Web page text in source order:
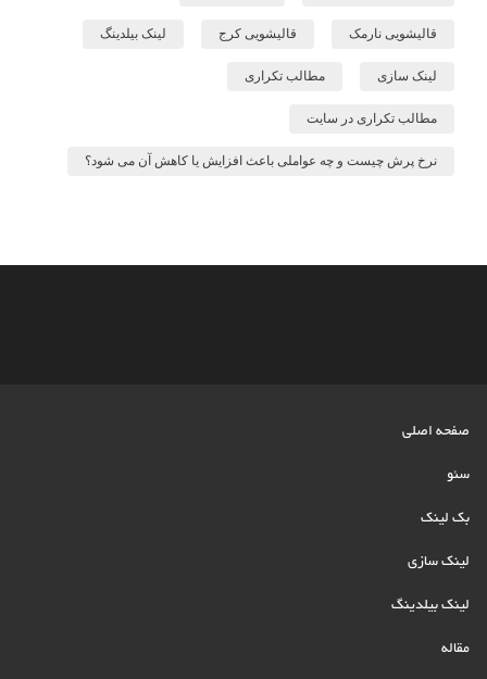
قالیشویی نارمک قالیشویی کرج لینک بیلدینگ
لینک سازی مطالب تکراری
مطالب تکراری در سایت
نرخ پرش چیست و چه عواملی باعث افزایش یا کاهش آن می شود؟
صفحه اصلی
سئو
بک لینک
لینک سازی
لینک بیلدینگ
مقاله